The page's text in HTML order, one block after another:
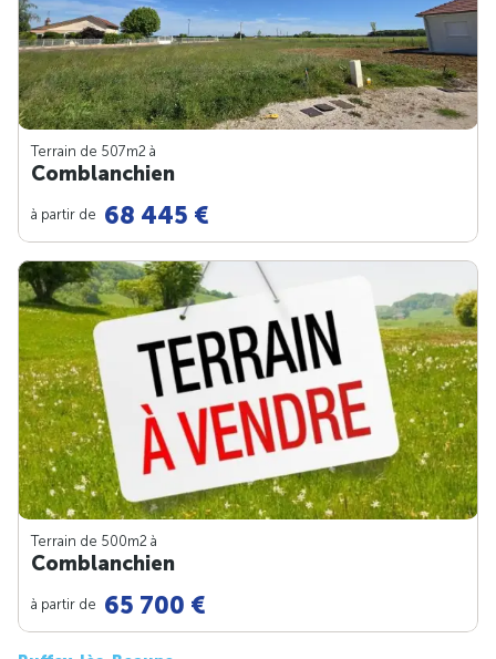
Terrain de 507m2 à
Comblanchien
à partir de 68 445 €
Terrain de 500m2 à
Comblanchien
à partir de 65 700 €